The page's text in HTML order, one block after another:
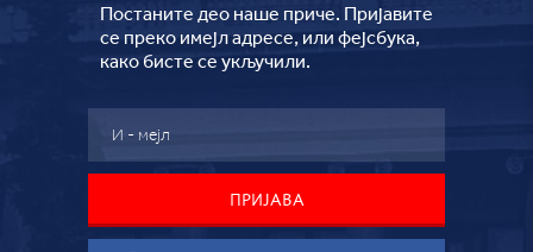
Постаните део наше приче. Пријавите
се преко имејл адресе, или фејсбука,
како бисте се укључили.